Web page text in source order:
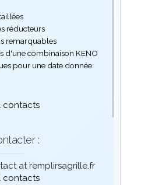
réducteurs
remarquables
d'une combinaison KENO
pour une date donnée
contacts
:
at remplirsagrille.fr
contacts